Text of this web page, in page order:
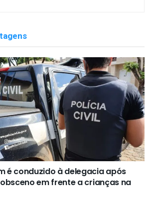
é conduzido à delegacia após
em frente a crianças na